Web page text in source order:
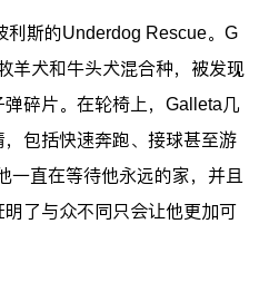
利斯的Underdog Rescue。G
羊犬和牛头犬混合种，被发现
碎片。在轮椅上，Galleta几
包括快速奔跑、接球甚至游
一直在等待他永远的家，并且
了与众不同只会让他更加可